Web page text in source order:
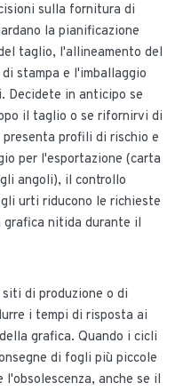
sulla fornitura di
la pianificazione
taglio, l'allineamento del
stampa e l'imballaggio
Decidete in anticipo se
il taglio o se rifornirvi di
profili di rischio e
per l'esportazione (carta
angoli), il controllo
urti riducono le richieste
grafica nitida durante il
di produzione o di
i tempi di risposta ai
grafica. Quando i cicli
di fogli più piccole
anche se il